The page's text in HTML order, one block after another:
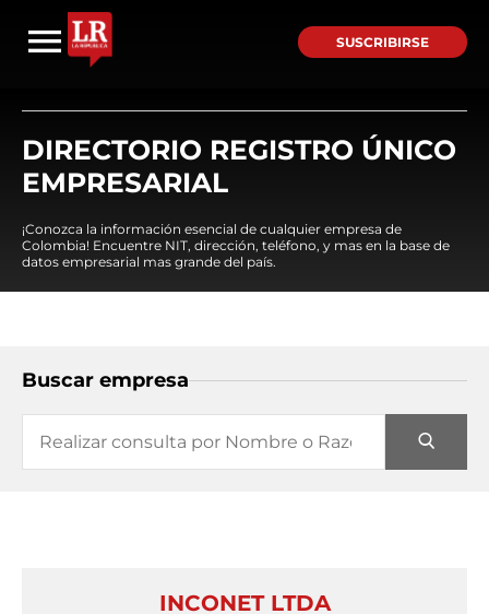
SUSCRIBIRSE
DIRECTORIO REGISTRO ÚNICO
EMPRESARIAL
¡Conozca la información esencial de cualquier empresa de
Colombia! Encuentre NIT, dirección, teléfono, y mas en la base de
datos empresarial mas grande del país.
Buscar empresa
INCONET LTDA